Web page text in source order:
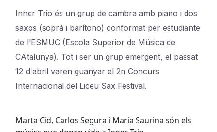
Inner Trio és un grup de cambra amb piano i dos
saxos (soprà i barítono) conformat per estudiante
de l'ESMUC (Escola Superior de Müsica de
CAtalunya). Tot i ser un grup emergent, el passat
12 d'abril varen guanyar el 2n Concurs
Internacional del Liceu Sax Festival.
Marta Cid, Carlos Segura i Maria Saurina són els